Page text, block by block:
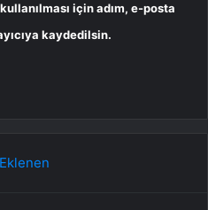
için adım, e-posta
kaydedilsin.